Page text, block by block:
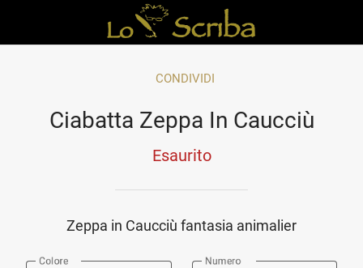
CONDIVIDI
Ciabatta Zeppa In Caucciù
Esaurito
Zeppa in Caucciù fantasia animalier
Colore Numero